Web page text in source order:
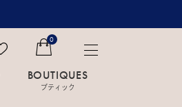
0
BOUTIQUES
ブティック